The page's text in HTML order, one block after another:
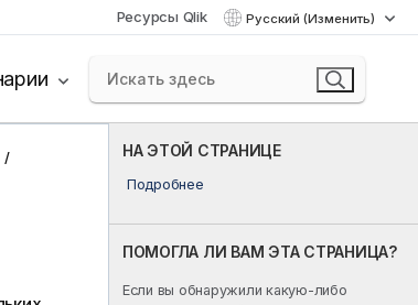
Ресурсы Qlik Русский (Изменить)
НА ЭТОЙ СТРАНИЦЕ
Подробнее
ПОМОГЛА ЛИ ВАМ ЭТА СТРАНИЦА?
Если вы обнаружили какую-либо